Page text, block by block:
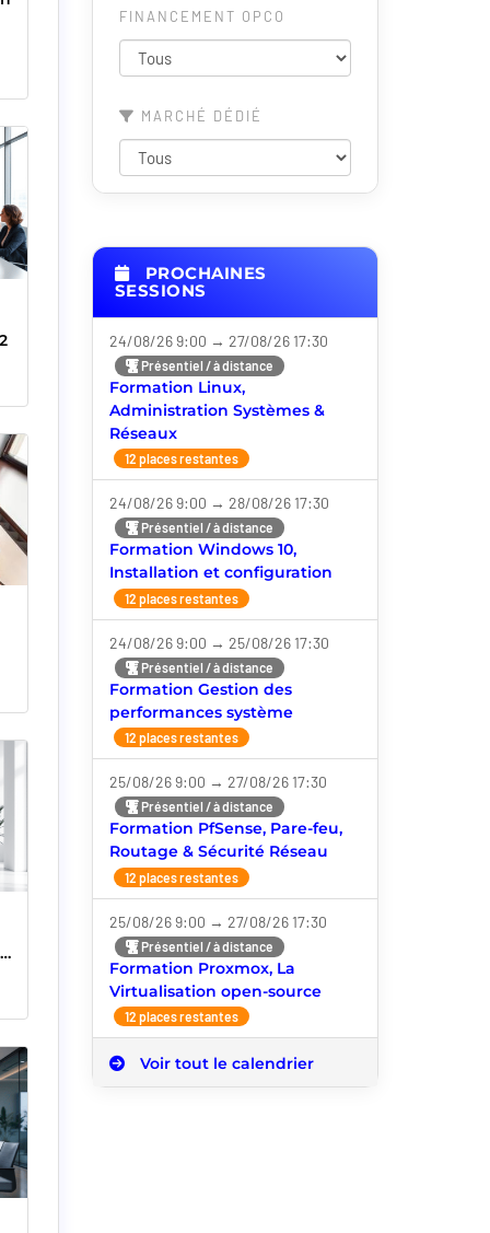
FINANCEMENT OPCO
MARCHÉ DÉDIÉ
PROCHAINES
SESSIONS
24/08/26 9:00 → 27/08/26 17:30
Présentiel / à distance
Formation Linux,
Administration Systèmes &
Réseaux
12 places restantes
24/08/26 9:00 → 28/08/26 17:30
Présentiel / à distance
Formation Windows 10,
Installation et configuration
12 places restantes
24/08/26 9:00 → 25/08/26 17:30
Présentiel / à distance
Formation Gestion des
performances système
12 places restantes
25/08/26 9:00 → 27/08/26 17:30
Présentiel / à distance
Formation PfSense, Pare-feu,
Routage & Sécurité Réseau
12 places restantes
25/08/26 9:00 → 27/08/26 17:30
Présentiel / à distance
Formation Proxmox, La
Virtualisation open-source
12 places restantes
Voir tout le calendrier